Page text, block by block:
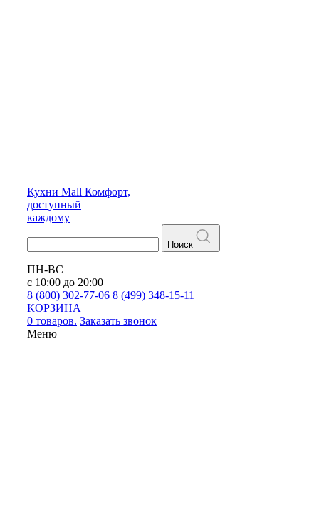
Кухни Mall Комфорт,
доступный
каждому
Поиск
ПН-ВС
с 10:00 до 20:00
8 (800) 302-77-06 8 (499) 348-15-11
КОРЗИНА
0 товаров. Заказать звонок
Меню